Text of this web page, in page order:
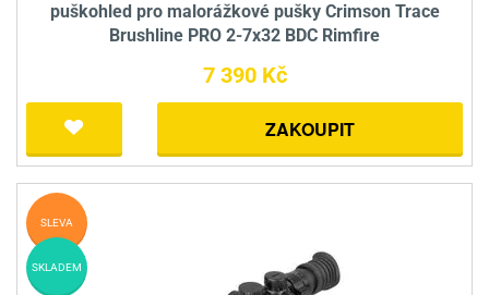
puškohled pro malorážkové pušky Crimson Trace
Brushline PRO 2-7x32 BDC Rimfire
7 390 Kč
ZAKOUPIT
SLEVA
SKLADEM